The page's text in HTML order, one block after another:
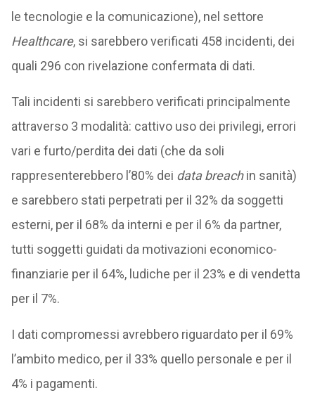
le tecnologie e la comunicazione), nel settore
Healthcare, si sarebbero verificati 458 incidenti, dei
quali 296 con rivelazione confermata di dati.
Tali incidenti si sarebbero verificati principalmente
attraverso 3 modalità: cattivo uso dei privilegi, errori
vari e furto/perdita dei dati (che da soli
rappresenterebbero l’80% dei data breachin sanità)
e sarebbero stati perpetrati per il 32% da soggetti
esterni, per il 68% da interni e per il 6% da partner,
tutti soggetti guidati da motivazioni economico-
finanziarie per il 64%, ludiche per il 23% e di vendetta
per il 7%.
I dati compromessi avrebbero riguardato per il 69%
l’ambito medico, per il 33% quello personale e per il
4% i pagamenti.